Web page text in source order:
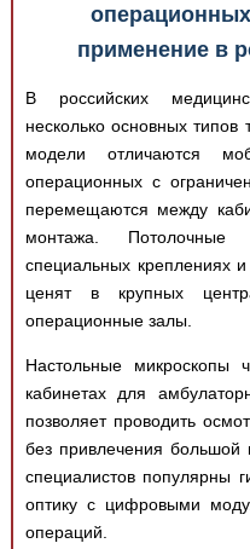
применение в
В российских
несколько основных
модели отличаются
операционных с
перемещаются между
монтажа.
специальных креплениях
ценят в крупных
операционные залы.
Настольные микроскопы
кабинетах для
позволяет проводить
без привлечения большой
специалистов популярны
оптику с цифровыми
операций.